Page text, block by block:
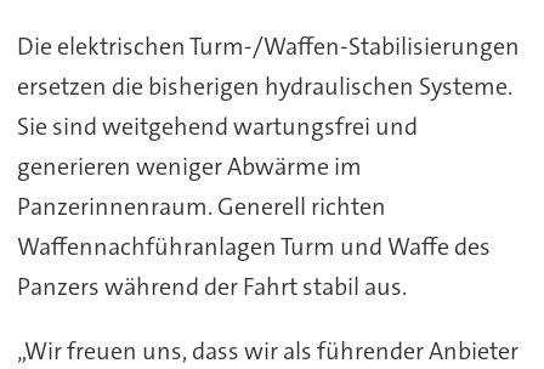
Die elektrischen Turm-/Waffen-Stabilisierungen
ersetzen die bisherigen hydraulischen Systeme.
Sie sind weitgehend wartungsfrei und
generieren weniger Abwärme im
Panzerinnenraum. Generell richten
Waffennachführanlagen Turm und Waffe des
Panzers während der Fahrt stabil aus.
„Wir freuen uns, dass wir als führender Anbieter